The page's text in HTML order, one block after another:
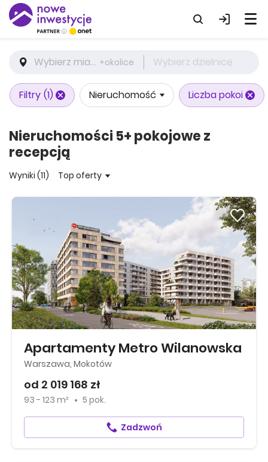
Wybierz miasto +okolice Wybierz dzielnicę
Filtry (1) Nieruchomość Liczba pokoi
Nieruchomości 5+ pokojowe z
recepcją
Wyniki (11) Top oferty
Apartamenty Metro Wilanowska
Warszawa, Mokotów
od 2 019 168 zł
93 - 123 m² 5 pok.
Zadzwoń